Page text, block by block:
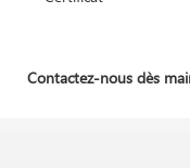
Contactez-nous dès